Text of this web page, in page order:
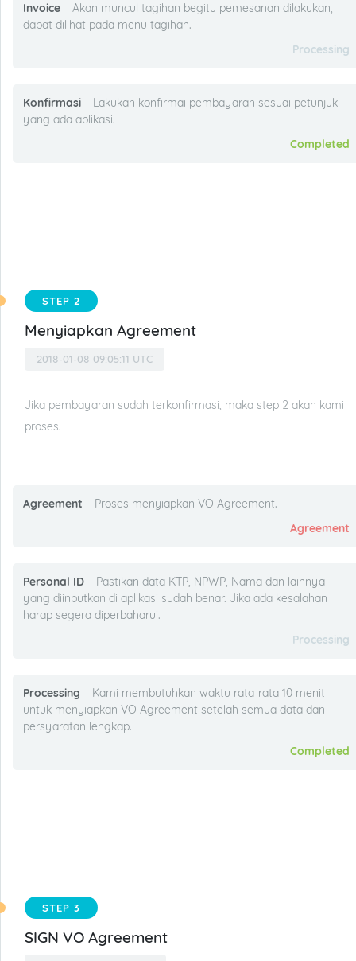
Invoice
Akan muncul tagihan begitu pemesanan dilakukan,
dapat dilihat pada menu tagihan.
Processing
Konfirmasi
Lakukan konfirmai pembayaran sesuai petunjuk
yang ada aplikasi.
Completed
STEP 2
Menyiapkan Agreement
2018-01-08 09:05:11 UTC
Jika pembayaran sudah terkonfirmasi, maka step 2 akan kami
proses.
Agreement
Proses menyiapkan VO Agreement.
Agreement
Personal ID
Pastikan data KTP, NPWP, Nama dan lainnya
yang diinputkan di aplikasi sudah benar. Jika ada kesalahan
harap segera diperbaharui.
Processing
Processing
Kami membutuhkan waktu rata-rata 10 menit
untuk menyiapkan VO Agreement setelah semua data dan
persyaratan lengkap.
Completed
STEP 3
SIGN VO Agreement